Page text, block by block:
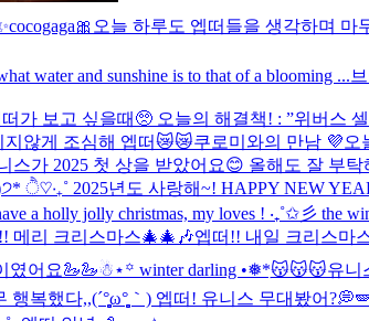
오늘 하루도 엡떠들을 생각하며 마
water and sunshine is to that of a blooming ...
가 보고 싶을때🥺 오늘의 해결책! : ”위버스
지않게 조심해 엡떠😿😿쿠로미와의 만남 💜오
스가 2025 첫 상을 받았어요😊 올해도 잘 부탁
ੈ♡‧₊˚ 2025년도 사랑해~! HAPPY NEW
a holly jolly christmas, my loves ! ‧₊˚✩彡 the
메리 크리스마스🎄🎄🎶엡떠!! 내일 크리스마
였어요🦢🦢☃︎⋆꙳ winter darling •❅*ִ😽😽😽유니
행복했다,,(´°̥̥̥̥̥̥̥̥ω°̥̥̥̥̥̥̥̥｀) 엡떠! 유니스 무대봤어?💭